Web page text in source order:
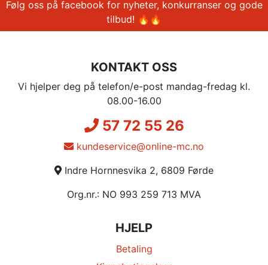
Følg oss på facebook for nyheter, konkurranser og gode
tilbud! 🔥🔥
KONTAKT OSS
Vi hjelper deg på telefon/e-post mandag-fredag kl.
08.00-16.00
57 72 55 26
kundeservice@online-mc.no
Indre Hornnesvika 2, 6809 Førde
Org.nr.: NO 993 259 713 MVA
HJELP
Betaling